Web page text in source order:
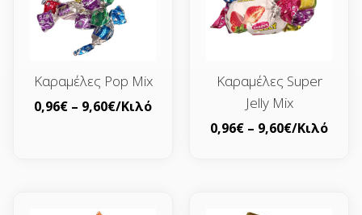
Καραμέλες Pop Mix
0,96€ – 9,60€/Κιλό
Καραμέλες Super
Jelly Mix
0,96€ – 9,60€/Κιλό